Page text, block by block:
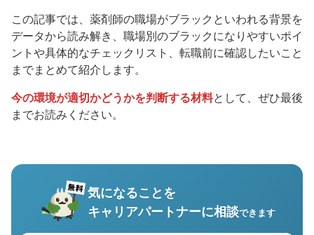
この記事では、薬剤師の職場がブラックといわれる背景を
データから読み解き、職場別のブラックになりやすいポイ
ントや具体的なチェックリスト、転職前に確認したいこと
までまとめて紹介します。
今の環境が適切かどうかを判断する材料として、ぜひ最後
までお読みください。
気になることを
キャリアパートナーに相談できます